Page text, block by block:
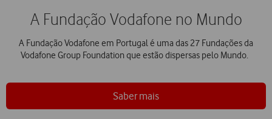
A Fundação Vodafone no Mundo
A Fundação Vodafone em Portugal é uma das 27 Fundações da
Vodafone Group Foundation que estão dispersas pelo Mundo.
Saber mais